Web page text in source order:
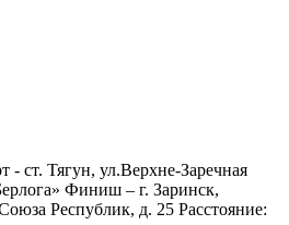
- ст. Тягун, ул.Верхне-Заречная
Финиш – г. Заринск,
Республик, д. 25 Расстояние: